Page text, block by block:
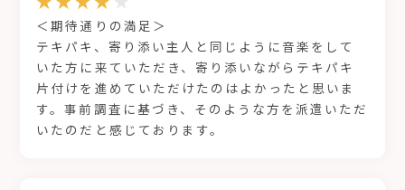
＜期待通りの満足＞
テキパキ、寄り添い主人と同じように音楽をして
いた方に来ていただき、寄り添いながらテキパキ
片付けを進めていただけたのはよかったと思いま
す。事前調査に基づき、そのような方を派遣いただ
いたのだと感じております。